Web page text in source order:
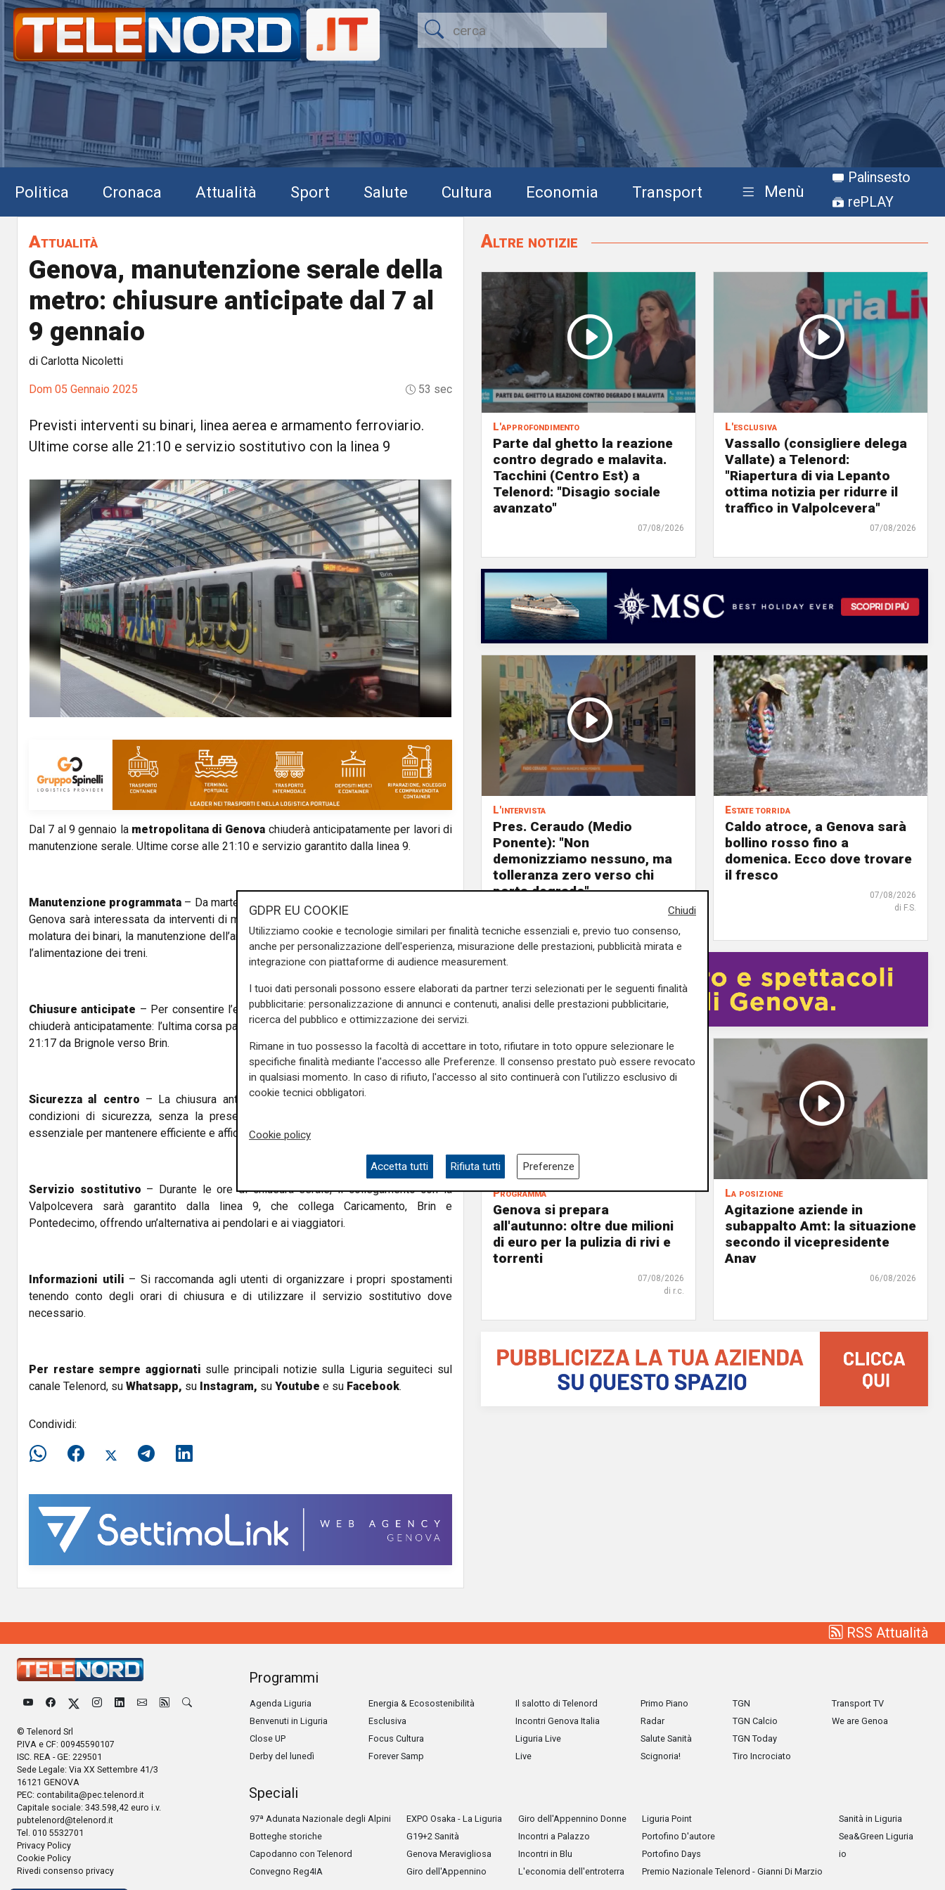
Politica Cronaca Attualità Sport Salute Cultura Economia Transport Menù
Palinsesto
rePLAY
Attualità
Genova, manutenzione serale della
metro: chiusure anticipate dal 7 al
9 gennaio
di Carlotta Nicoletti
Dom 05 Gennaio 2025 53 sec
Previsti interventi su binari, linea aerea e armamento ferroviario.
Ultime corse alle 21:10 e servizio sostitutivo con la linea 9
Dal 7 al 9 gennaio la metropolitana di Genova chiuderà anticipatamente per lavori di
manutenzione serale. Ultime corse alle 21:10 e servizio garantito dalla linea 9.
Manutenzione programmata – Da martedì 7 a giovedì 9 gennaio, la metropolitana di
Genova sarà interessata da interventi di manutenzione serale. Le attività includono la
molatura dei binari, la manutenzione dell’armamento ferroviario e della linea aerea per
l’alimentazione dei treni.
Chiusure anticipate – Per consentire l’esecuzione dei lavori in sicurezza, la metro
chiuderà anticipatamente: l’ultima corsa partirà alle 21:10 da Brin verso Brignole e alle
21:17 da Brignole verso Brin.
Sicurezza al centro – La chiusura anticipata permette di completare i lavori in
condizioni di sicurezza, senza la presenza di treni in movimento. Un intervento
essenziale per mantenere efficiente e affidabile il servizio metropolitano.
Servizio sostitutivo – Durante le ore di chiusura serale, il collegamento con la
Valpolcevera sarà garantito dalla linea 9, che collega Caricamento, Brin e
Pontedecimo, offrendo un’alternativa ai pendolari e ai viaggiatori.
Informazioni utili – Si raccomanda agli utenti di organizzare i propri spostamenti
tenendo conto degli orari di chiusura e di utilizzare il servizio sostitutivo dove
necessario.
Per restare sempre aggiornati sulle principali notizie sulla Liguria seguiteci sul
canale Telenord, su Whatsapp, su Instagram, su Youtube e su Facebook.
Condividi:
Altre notizie
L'approfondimento
Parte dal ghetto la reazione
contro degrado e malavita.
Tacchini (Centro Est) a
Telenord: "Disagio sociale
avanzato"
07/08/2026
L'esclusiva
Vassallo (consigliere delega
Vallate) a Telenord:
"Riapertura di via Lepanto
ottima notizia per ridurre il
traffico in Valpolcevera"
07/08/2026
L'intervista
Pres. Ceraudo (Medio
Ponente): "Non
demonizziamo nessuno, ma
tolleranza zero verso chi
porta degrado"
07/08/2026
Estate torrida
Caldo atroce, a Genova sarà
bollino rosso fino a
domenica. Ecco dove trovare
il fresco
07/08/2026
di F.S.
Programma
Genova si prepara
all'autunno: oltre due milioni
di euro per la pulizia di rivi e
torrenti
07/08/2026
di r.c.
La posizione
Agitazione aziende in
subappalto Amt: la situazione
secondo il vicepresidente
Anav
06/08/2026
RSS Attualità
© Telenord Srl
P.IVA e CF: 00945590107
ISC. REA - GE: 229501
Sede Legale: Via XX Settembre 41/3
16121 GENOVA
PEC: contabilita@pec.telenord.it
Capitale sociale: 343.598,42 euro i.v.
pubtelenord@telenord.it
Tel. 010 5532701
Privacy Policy
Cookie Policy
Rivedi consenso privacy
Programmi
Agenda Liguria
Benvenuti in Liguria
Close UP
Derby del lunedì
Energia & Ecosostenibilità
Esclusiva
Focus Cultura
Forever Samp
Il salotto di Telenord
Incontri Genova Italia
Liguria Live
Live
Primo Piano
Radar
Salute Sanità
Scignoria!
TGN
TGN Calcio
TGN Today
Tiro Incrociato
Transport TV
We are Genoa
Speciali
97ª Adunata Nazionale degli Alpini
Botteghe storiche
Capodanno con Telenord
Convegno Reg4IA
EXPO Osaka - La Liguria
G19+2 Sanità
Genova Meravigliosa
Giro dell'Appennino
Giro dell'Appennino Donne
Incontri a Palazzo
Incontri in Blu
L'economia dell'entroterra
Liguria Point
Portofino D'autore
Portofino Days
Premio Nazionale Telenord - Gianni Di Marzio
Sanità in Liguria
Sea&Green Liguria
io
Chiudi
GDPR EU COOKIE
Utilizziamo cookie e tecnologie similari per finalità tecniche essenziali e, previo tuo consenso,
anche per personalizzazione dell'esperienza, misurazione delle prestazioni, pubblicità mirata e
integrazione con piattaforme di audience measurement.
I tuoi dati personali possono essere elaborati da partner terzi selezionati per le seguenti finalità
pubblicitarie: personalizzazione di annunci e contenuti, analisi delle prestazioni pubblicitarie,
ricerca del pubblico e ottimizzazione dei servizi.
Rimane in tuo possesso la facoltà di accettare in toto, rifiutare in toto oppure selezionare le
specifiche finalità mediante l'accesso alle Preferenze. Il consenso prestato può essere revocato
in qualsiasi momento. In caso di rifiuto, l'accesso al sito continuerà con l'utilizzo esclusivo di
cookie tecnici obbligatori.
Cookie policy
Accetta tutti Rifiuta tutti Preferenze